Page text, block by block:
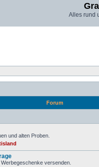
Alles rund
Forum
und alten Proben.
versenden.